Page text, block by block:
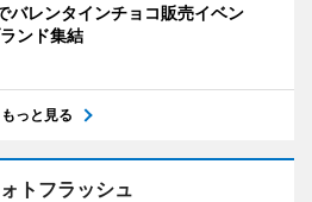
バレンタインチョコ販売イベン
ンド集結
もっと見る
トフラッシュ